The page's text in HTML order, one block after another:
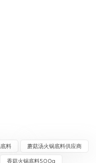
料 蘑菇汤火锅底料供应商
香菇火锅底料500g